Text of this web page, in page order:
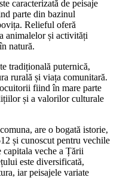
caracterizată de peisaje
parte din bazinul
Relieful oferă
animalelor și activități
natură.
tradițională puternică,
rurală și viața comunitară.
fiind în mare parte
și a valorilor culturale
are o bogată istorie,
și cunoscut pentru vechile
capitala veche a Țării
este diversificată,
iar peisajele variate